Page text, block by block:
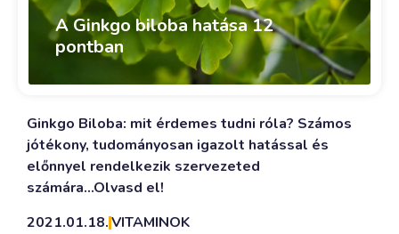
A Ginkgo biloba hatása 12
pontban
Ginkgo Biloba: mit érdemes tudni róla? Számos
jótékony, tudományosan igazolt hatással és
előnnyel rendelkezik szervezeted
számára...Olvasd el!
2021.01.18.VITAMINOK